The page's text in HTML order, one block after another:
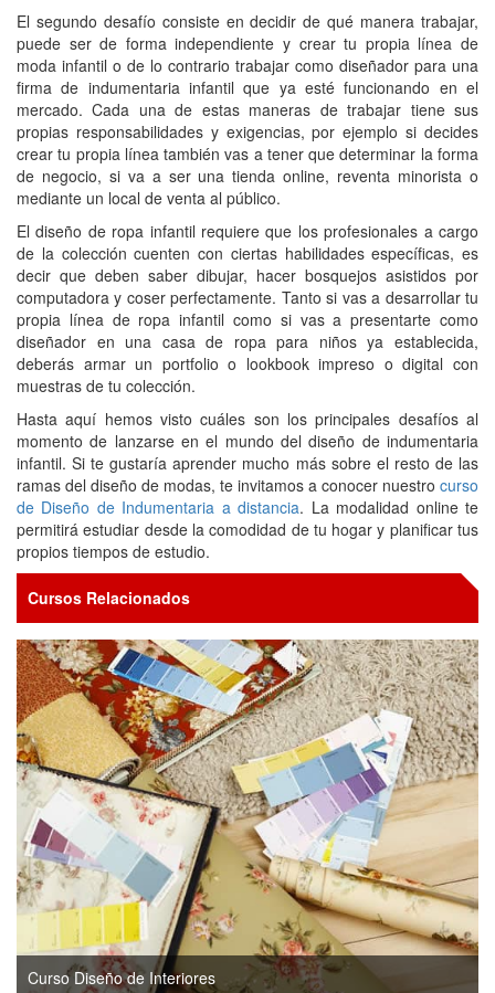
El segundo desafío consiste en decidir de qué manera trabajar,
puede ser de forma independiente y crear tu propia línea de
moda infantil o de lo contrario trabajar como diseñador para una
firma de indumentaria infantil que ya esté funcionando en el
mercado. Cada una de estas maneras de trabajar tiene sus
propias responsabilidades y exigencias, por ejemplo si decides
crear tu propia línea también vas a tener que determinar la forma
de negocio, si va a ser una tienda online, reventa minorista o
mediante un local de venta al público.
El diseño de ropa infantil requiere que los profesionales a cargo
de la colección cuenten con ciertas habilidades específicas, es
decir que deben saber dibujar, hacer bosquejos asistidos por
computadora y coser perfectamente. Tanto si vas a desarrollar tu
propia línea de ropa infantil como si vas a presentarte como
diseñador en una casa de ropa para niños ya establecida,
deberás armar un portfolio o lookbook impreso o digital con
muestras de tu colección.
Hasta aquí hemos visto cuáles son los principales desafíos al
momento de lanzarse en el mundo del diseño de indumentaria
infantil. Si te gustaría aprender mucho más sobre el resto de las
ramas del diseño de modas, te invitamos a conocer nuestro curso
de Diseño de Indumentaria a distancia. La modalidad online te
permitirá estudiar desde la comodidad de tu hogar y planificar tus
propios tiempos de estudio.
Cursos Relacionados
Curso Diseño de Interiores